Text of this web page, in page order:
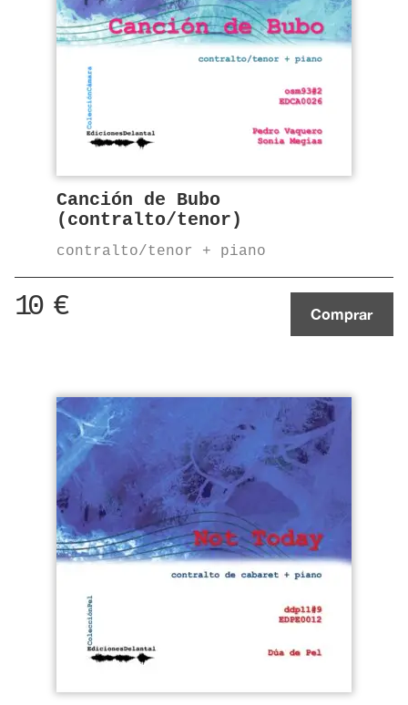
Canción de Bubo
(contralto/tenor)
contralto/tenor + piano
10 € Comprar